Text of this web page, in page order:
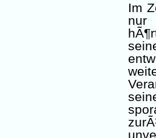
Im
nur